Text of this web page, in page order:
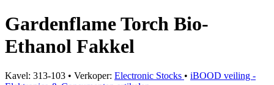
Gardenflame Torch Bio-
Ethanol Fakkel
Kavel: 313-103 • Verkoper: Electronic Stocks • iBOOD veiling -